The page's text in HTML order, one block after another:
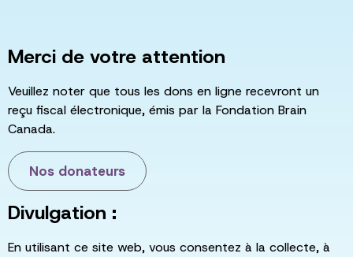
Merci de votre attention
Veuillez noter que tous les dons en ligne recevront un
reçu fiscal électronique, émis par la Fondation Brain
Canada.
Nos donateurs
Divulgation :
En utilisant ce site web, vous consentez à la collecte, à